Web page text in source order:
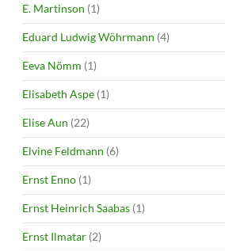
E. Martinson (1)
Eduard Ludwig Wöhrmann (4)
Eeva Nõmm (1)
Elisabeth Aspe (1)
Elise Aun (22)
Elvine Feldmann (6)
Ernst Enno (1)
Ernst Heinrich Saabas (1)
Ernst Ilmatar (2)